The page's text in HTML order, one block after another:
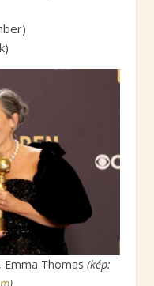
Emma Thomas (kép: